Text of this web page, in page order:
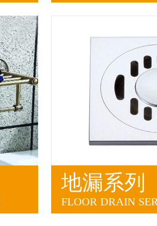
地漏系列
FLOOR DRAIN